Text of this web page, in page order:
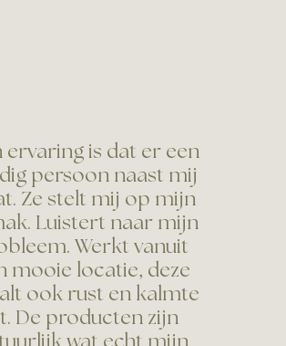
ervaring is dat er een
persoon naast mij
Ze stelt mij op mijn
Luistert naar mijn
Werkt vanuit
mooie locatie, deze
ook rust en kalmte
De producten zijn